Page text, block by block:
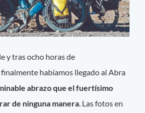
y tras ocho horas de
habíamos llegado al Abra
abrazo que el fuertísimo
de ninguna manera. Las fotos en